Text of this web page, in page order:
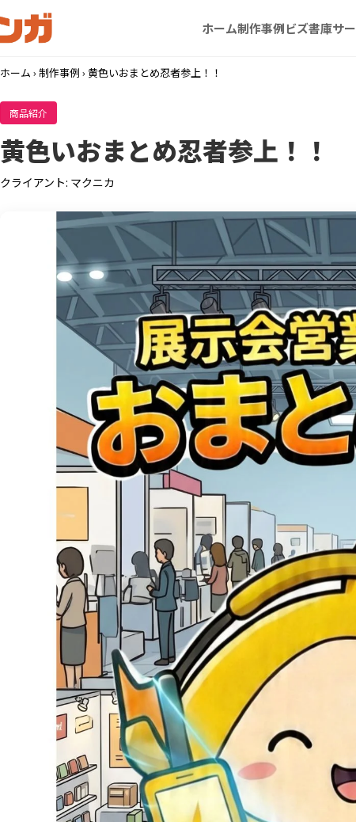
ホーム制作事例ビズ書庫サ
ホーム › 制作事例 › 黄色いおまとめ忍者参上！！
商品紹介
黄色いおまとめ忍者参上！！
クライアント: マクニカ